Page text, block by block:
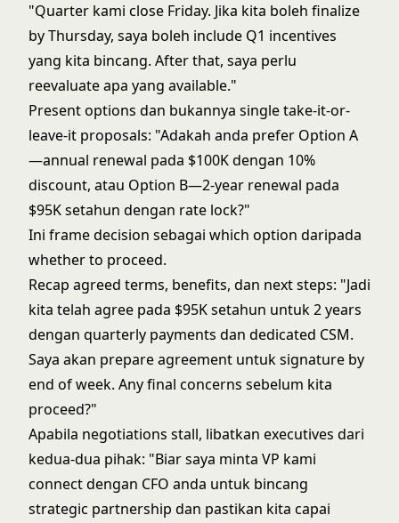
"Quarter kami close Friday. Jika kita boleh finalize
by Thursday, saya boleh include Q1 incentives
yang kita bincang. After that, saya perlu
reevaluate apa yang available."
Present options dan bukannya single take-it-or-
leave-it proposals: "Adakah anda prefer Option A
—annual renewal pada $100K dengan 10%
discount, atau Option B—2-year renewal pada
$95K setahun dengan rate lock?"
Ini frame decision sebagai which option daripada
whether to proceed.
Recap agreed terms, benefits, dan next steps: "Jadi
kita telah agree pada $95K setahun untuk 2 years
dengan quarterly payments dan dedicated CSM.
Saya akan prepare agreement untuk signature by
end of week. Any final concerns sebelum kita
proceed?"
Apabila negotiations stall, libatkan executives dari
kedua-dua pihak: "Biar saya minta VP kami
connect dengan CFO anda untuk bincang
strategic partnership dan pastikan kita capai